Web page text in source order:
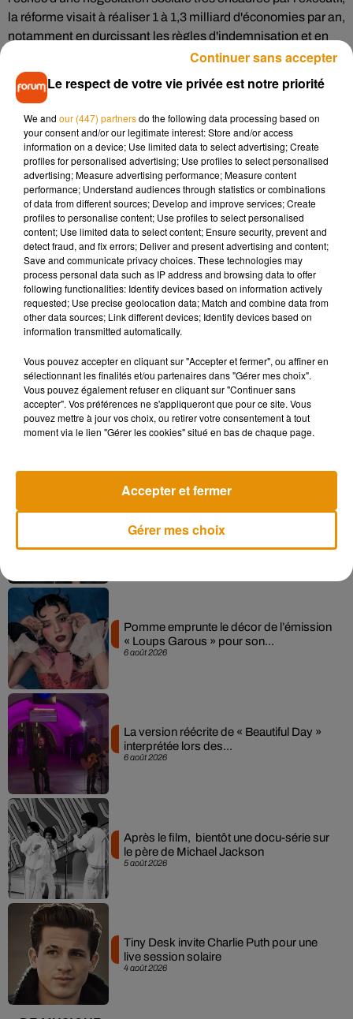
la réforme visait à réaliser 1 à 1,3 milliard d'économies par an,
notamment en durcissant les règles d'indemnisation et en
taxant le recours abusif aux contrats courts.
Mais la brutalité de la crise a contraint le gouvernement à
à proposer en novembre des aménagements sur les quatre
grands paramètres contestés de la réforme : conditions
d'ouverture des droits, mode de calcul de l'indemnisation,
dégressivité de l'allocation et "bonus-malus" sur les
cotisations des entreprises.
(Avec AFP)
Musique
Madonna sort enfin le remix de « Love
Sensation » avec Kylie Minogue
7 août 2026
Angèle et Amélie Lens dévoilent leur
collaboration tant attendue
6 août 2026
Pomme emprunte le décor de l’émission
« Loups Garous » pour son...
6 août 2026
La version réécrite de « Beautiful Day »
interprétée lors des...
5 août 2026
Après le film, bientôt une docu-série sur
le père de Michael Jackson
4 août 2026
Tiny Desk invite Charlie Puth pour une
live session solaire
Le respect de votre vie privée est notre priorité
We and our (447) partnersdo the following data processing based on
your consent and/or our legitimate interest: Store and/or access
information on a device; Use limited data to select advertising; Create
profiles for personalised advertising; Use profiles to select personalised
advertising; Measure advertising performance; Measure content
performance; Understand audiences through statistics or combinations
of data from different sources; Develop and improve services; Create
profiles to personalise content; Use profiles to select personalised
content; Use limited data to select content; Ensure security, prevent and
detect fraud, and fix errors; Deliver and present advertising and content;
Save and communicate privacy choices. These technologies may
process personal data such as IP address and browsing data to offer
following functionalities: Identify devices based on information actively
requested; Use precise geolocation data; Match and combine data from
other data sources; Link different devices; Identify devices based on
information transmitted automatically.
Vous pouvez accepter en cliquant sur "Accepter et fermer", ou affiner en
sélectionnant les finalités et/ou partenaires dans "Gérer mes choix".
Vous pouvez également refuser en cliquant sur "Continuer sans
accepter". Vos préférences ne s'appliqueront que pour ce site. Vous
pouvez mettre à jour vos choix, ou retirer votre consentement à tout
moment via le lien "Gérer les cookies" situé en bas de chaque page.
Gérer mes choix
Accepter et fermer
Continuer sans accepter